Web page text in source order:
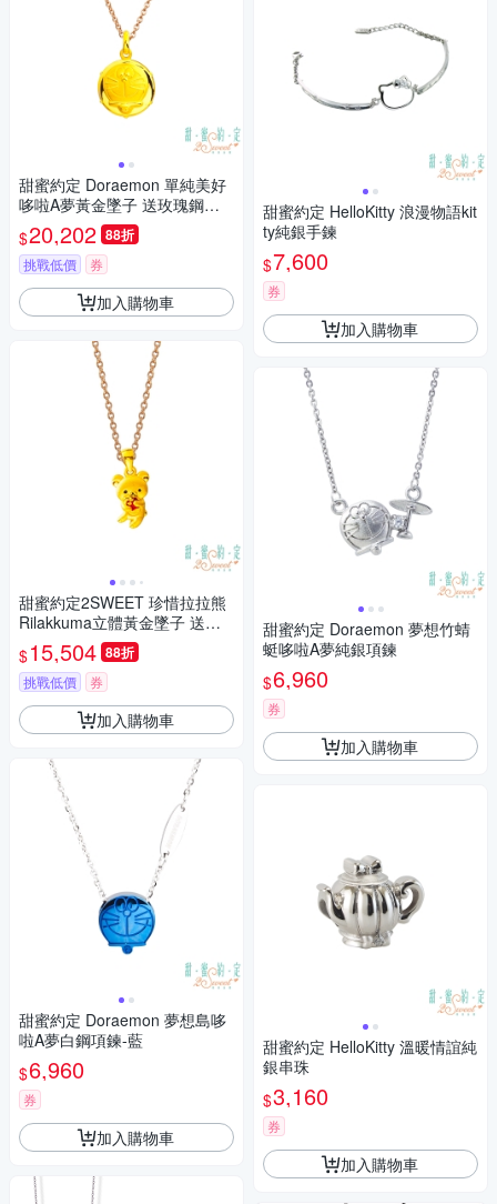
甜蜜約定 Doraemon 單純美好
哆啦A夢黃金墜子 送玫瑰鋼項
鍊
$20,202 88折
挑戰低價 券
加入購物車
甜蜜約定2SWEET 珍惜拉拉熊
Rilakkuma立體黃金墜子 送項
鍊
$15,504 88折
挑戰低價 券
加入購物車
甜蜜約定 Doraemon 夢想島哆
啦A夢白鋼項鍊-藍
$6,960
券
加入購物車
甜蜜約定 HelloKitty 浪漫物語kit
ty純銀手鍊
$7,600
券
加入購物車
甜蜜約定 Doraemon 夢想竹蜻
蜓哆啦A夢純銀項鍊
$6,960
券
加入購物車
甜蜜約定 HelloKitty 溫暖情誼純
銀串珠
$3,160
券
加入購物車